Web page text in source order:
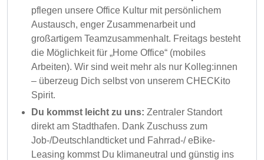
pflegen unsere Office Kultur mit persönlichem
Austausch, enger Zusammenarbeit und
großartigem Teamzusammenhalt. Freitags besteht
die Möglichkeit für „Home Office“ (mobiles
Arbeiten). Wir sind weit mehr als nur Kolleg:innen
– überzeug Dich selbst von unserem CHECKito
Spirit.
Du kommst leicht zu uns: Zentraler Standort
direkt am Stadthafen. Dank Zuschuss zum
Job-/Deutschlandticket und Fahrrad-/ eBike-
Leasing kommst Du klimaneutral und günstig ins